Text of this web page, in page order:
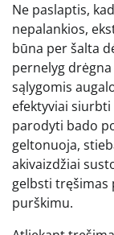
Ne paslaptis,
nepalankios,
būna per šalta
pernelyg
sąlygomis
efektyviai
parodyti bado
geltonuoja,
akivaizdžiai
gelbsti tręšimas
purškimu.